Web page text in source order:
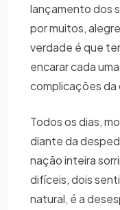
lançamento dos
por muitos,
verdade é que
encarar cada
complicações da
Todos os dias,
diante da
nação inteira
difíceis, dois
natural, é a